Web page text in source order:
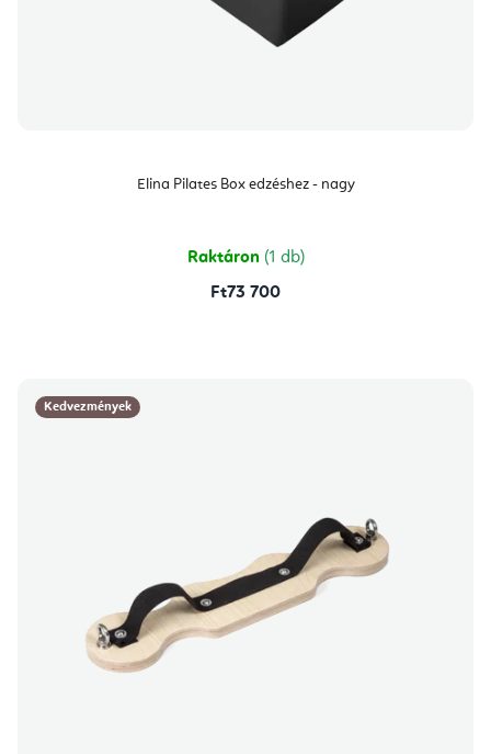
Elina Pilates Box edzéshez - nagy
Raktáron (1 db)
Ft73 700
Kedvezmények